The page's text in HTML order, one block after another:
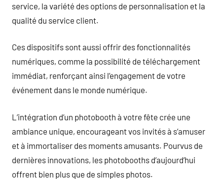
service, la variété des options de personnalisation et la
qualité du service client.
Ces dispositifs sont aussi offrir des fonctionnalités
numériques, comme la possibilité de téléchargement
immédiat, renforçant ainsi l’engagement de votre
événement dans le monde numérique.
L’intégration d’un photobooth à votre fête crée une
ambiance unique, encourageant vos invités à s’amuser
et à immortaliser des moments amusants. Pourvus de
dernières innovations, les photobooths d’aujourd’hui
offrent bien plus que de simples photos.